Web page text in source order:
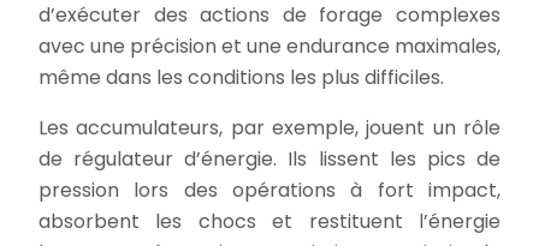
d’exécuter des actions de forage complexes
avec une précision et une endurance maximales,
même dans les conditions les plus difficiles.
Les accumulateurs, par exemple, jouent un rôle
de régulateur d’énergie. Ils lissent les pics de
pression lors des opérations à fort impact,
absorbent les chocs et restituent l’énergie